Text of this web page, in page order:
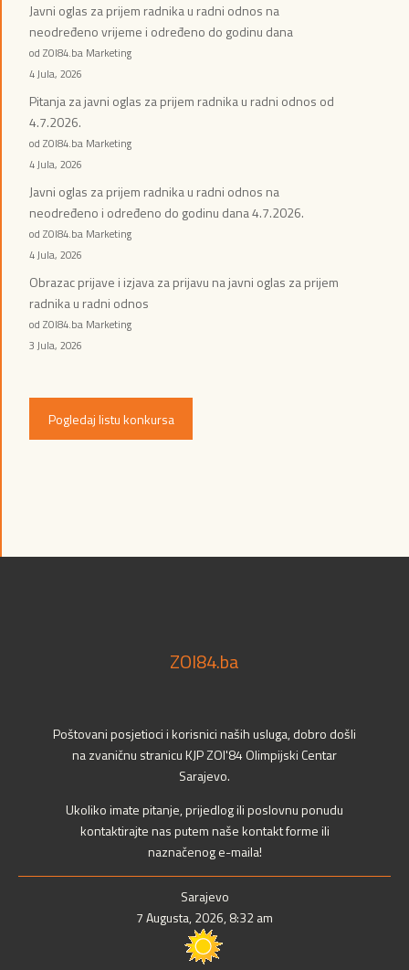
Javni oglas za prijem radnika u radni odnos na
neodređeno vrijeme i određeno do godinu dana
od ZOI84.ba Marketing
4 Jula, 2026
Pitanja za javni oglas za prijem radnika u radni odnos od
4.7.2026.
od ZOI84.ba Marketing
4 Jula, 2026
Javni oglas za prijem radnika u radni odnos na
neodređeno i određeno do godinu dana 4.7.2026.
od ZOI84.ba Marketing
4 Jula, 2026
Obrazac prijave i izjava za prijavu na javni oglas za prijem
radnika u radni odnos
od ZOI84.ba Marketing
3 Jula, 2026
Pogledaj listu konkursa
ZOI84.ba
Poštovani posjetioci i korisnici naših usluga, dobro došli
na zvaničnu stranicu KJP ZOI'84 Olimpijski Centar
Sarajevo.
Ukoliko imate pitanje, prijedlog ili poslovnu ponudu
kontaktirajte nas putem naše kontakt forme ili
naznačenog e-maila!
Sarajevo
7 Augusta, 2026, 8:32 am